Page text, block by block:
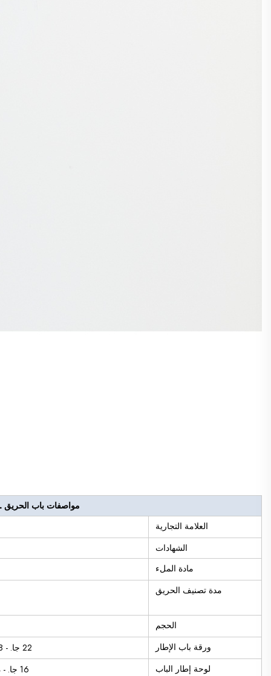
مواصفات باب الحريق UL
العلامة التجارية
الشهادات
مادة الملء
مدة تصنيف الحريق
الحجم
ورقة باب الإطار
22 جا. - 18 جا. (0.8/1.0/1.2 مم) فولاذ مقاوم للصدأ/فولاذ مبرد
لوحة إطار الباب
16 جا. - 14 جا. (1.5 مم-2.0 مم). فولاذ مبرد/فولاذ مقاوم للصدأ